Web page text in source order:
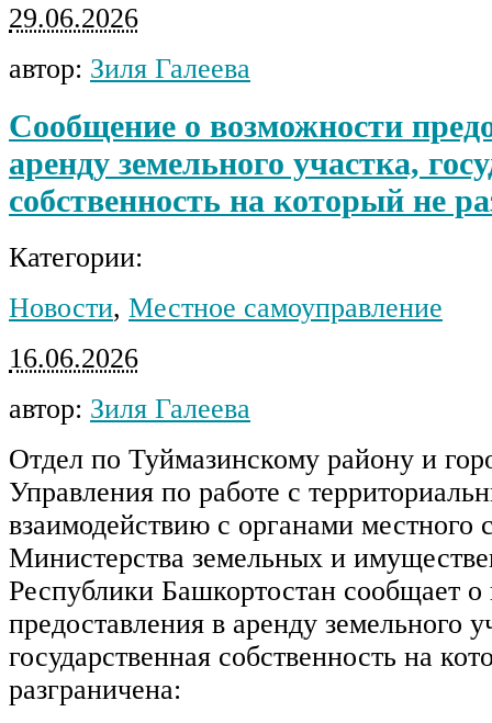
29.06.2026
автор: Зиля Галеева
Сообщение о возможности
аренду земельного участка,
собственность на который не
Категории:
Новости, Местное самоуправление
16.06.2026
автор: Зиля Галеева
Отдел по Туймазинскому району и
Управления по работе с
взаимодействию с органами местного
Министерства земельных и
Республики Башкортостан сообщает о
предоставления в аренду земельного
государственная собственность на
разграничена: